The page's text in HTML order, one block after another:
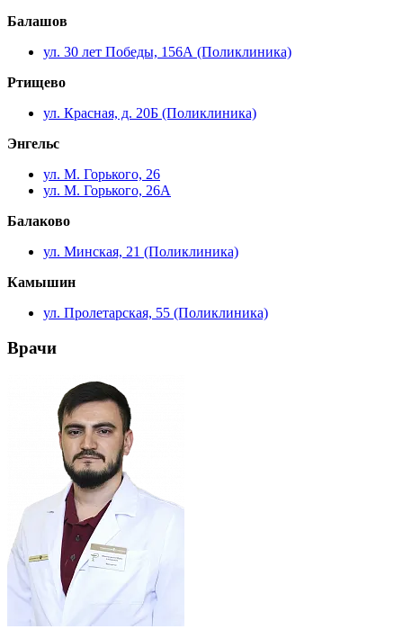
Балашов
ул. 30 лет Победы, 156А (Поликлиника)
Ртищево
ул. Красная, д. 20Б (Поликлиника)
Энгельс
ул. М. Горького, 26
ул. М. Горького, 26А
Балаково
ул. Минская, 21 (Поликлиника)
Камышин
ул. Пролетарская, 55 (Поликлиника)
Врачи